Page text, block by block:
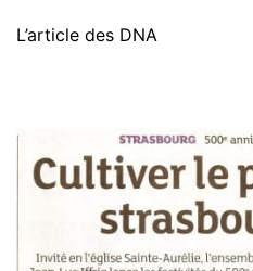
L’article des DNA